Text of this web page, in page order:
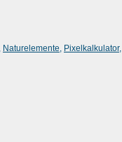
Naturelemente, Pixelkalkulator,